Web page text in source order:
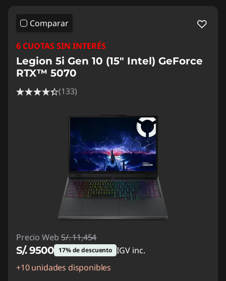
Comparar
6 CUOTAS SIN INTERÉS
Legion 5i Gen 10 (15" Intel) GeForce
RTX™ 5070
(133)
Precio Web S/. 11,454
S/. 9500 17% de descuento IGV inc.
Ahorros instantáneos :
+10 unidades disponibles